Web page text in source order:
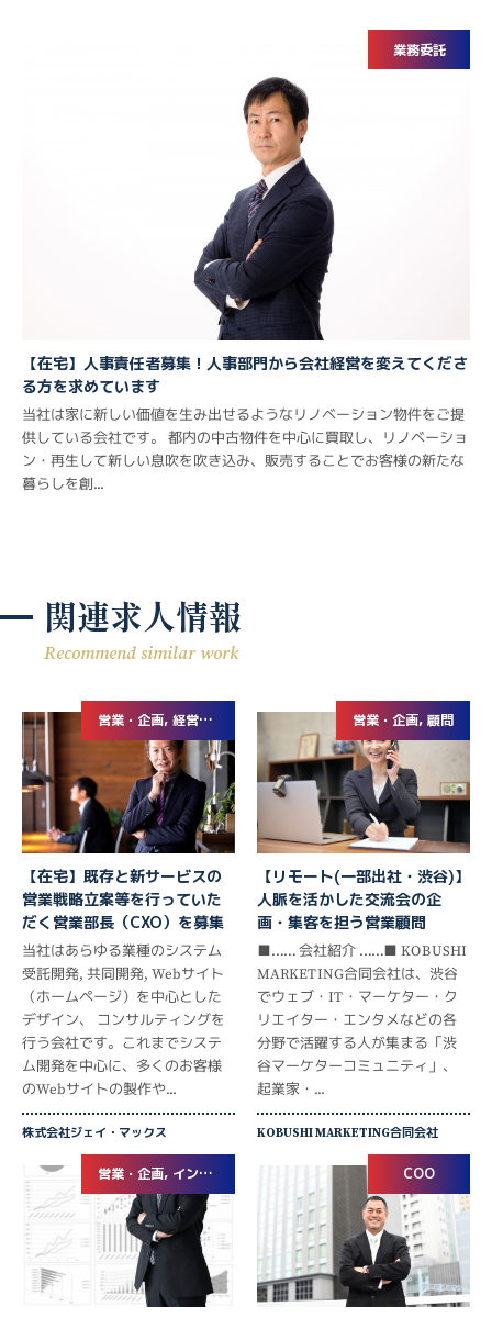
業務委託
【在宅】人事責任者募集！人事部門から会社経営を変えてくださ
る方を求めています
当社は家に新しい価値を生み出せるようなリノベーション物件をご提
供している会社です。 都内の中古物件を中心に買取し、リノベーショ
ン・再生して新しい息吹を吹き込み、販売することでお客様の新たな
暮らしを創...
関連求人情報
Recommend similar work
営業・企画, 経営企画・事業企画
【在宅】既存と新サービスの
営業戦略立案等を行っていた
だく営業部長（CXO）を募集
当社はあらゆる業種のシステム
受託開発, 共同開発, Webサイト
（ホームページ）を中心とした
デザイン、 コンサルティングを
行う会社です。これまでシステ
ム開発を中心に、多くのお客様
のWebサイトの製作や...
株式会社ジェイ・マックス
営業・企画, 顧問
【リモート(一部出社・渋谷)】
人脈を活かした交流会の企
画・集客を担う営業顧問
■…… 会社紹介 ……■ KOBUSHI
MARKETING合同会社は、渋谷
でウェブ・IT・マーケター・ク
リエイター・エンタメなどの各
分野で活躍する人が集まる「渋
谷マーケターコミュニティ」、
起業家・...
KOBUSHI MARKETING合同会社
営業・企画, インサイドセールス COO